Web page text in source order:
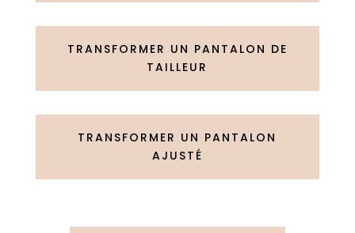
TRANSFORMER UN PANTALON DE
TAILLEUR
TRANSFORMER UN PANTALON
AJUSTÉ